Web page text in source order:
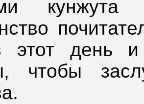
кунжута
день и
чтобы